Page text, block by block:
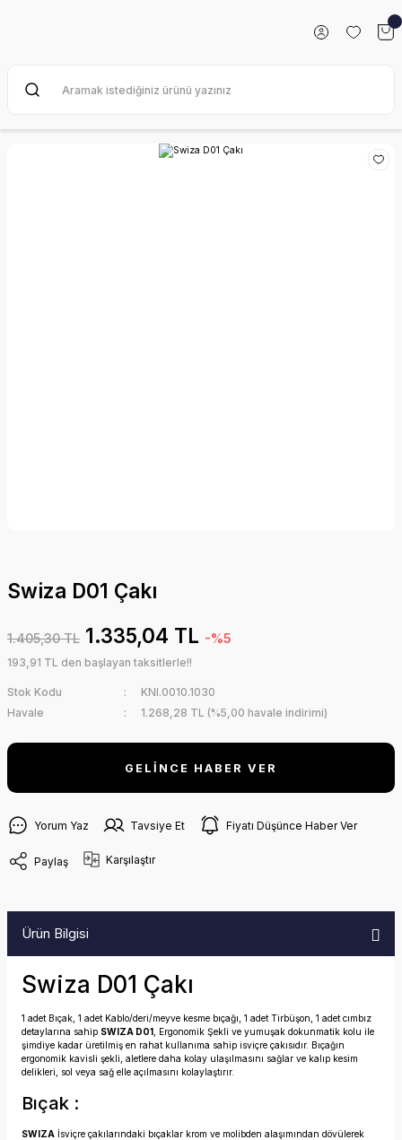
Swiza D01 Çakı
1.405,30 TL 1.335,04 TL -%5
193,91 TL den başlayan taksitlerle!!
Stok Kodu
KNI.0010.1030
Havale
1.268,28 TL (%5,00 havale indirimi)
GELİNCE HABER VER
Yorum Yaz Tavsiye Et Fiyatı Düşünce Haber Ver
Paylaş Karşılaştır
Ürün Bilgisi
Swiza D01 Çakı
1 adet Bıçak, 1 adet Kablo/deri/meyve kesme bıçağı, 1 adet Tirbüşon, 1 adet cımbız
detaylarına sahip SWIZA D01 , Ergonomik Şekli ve yumuşak dokunmatik kolu ile
şimdiye kadar üretilmiş en rahat kullanıma sahip isviçre çakısıdır. Bıçağın
ergonomik kavisli şekli, aletlere daha kolay ulaşılmasını sağlar ve kalıp kesim
delikleri, sol veya sağ elle açılmasını kolaylaştırır.
Bıçak :
SWIZA İsviçre çakılarındaki bıçaklar krom ve molibden alaşımından dövülerek